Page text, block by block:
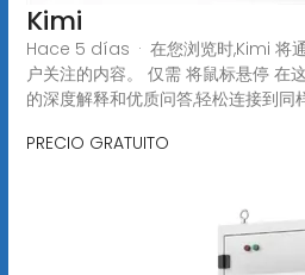
Kimi
Hace 5 días · 在您浏览时,Kimi 将
户关注的内容。 仅需 将鼠标悬停 在
的深度解释和优质问答,轻松连接到同
PRECIO GRATUITO